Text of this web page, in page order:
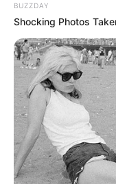
BUZZDAY
Shocking Photos